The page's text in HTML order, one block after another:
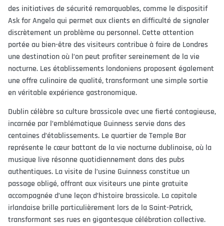
des initiatives de sécurité remarquables, comme le dispositif
Ask for Angela qui permet aux clients en difficulté de signaler
discrètement un problème au personnel. Cette attention
portée au bien-être des visiteurs contribue à faire de Londres
une destination où l’on peut profiter sereinement de la vie
nocturne. Les établissements londoniens proposent également
une offre culinaire de qualité, transformant une simple sortie
en véritable expérience gastronomique.
Dublin célèbre sa culture brassicole avec une fierté contagieuse,
incarnée par l’emblématique Guinness servie dans des
centaines d’établissements. Le quartier de Temple Bar
représente le cœur battant de la vie nocturne dublinoise, où la
musique live résonne quotidiennement dans des pubs
authentiques. La visite de l’usine Guinness constitue un
passage obligé, offrant aux visiteurs une pinte gratuite
accompagnée d’une leçon d’histoire brassicole. La capitale
irlandaise brille particulièrement lors de la Saint-Patrick,
transformant ses rues en gigantesque célébration collective.